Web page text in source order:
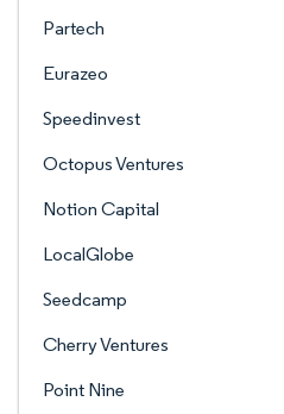
Partech
Eurazeo
Speedinvest
Octopus Ventures
Notion Capital
LocalGlobe
Seedcamp
Cherry Ventures
Point Nine